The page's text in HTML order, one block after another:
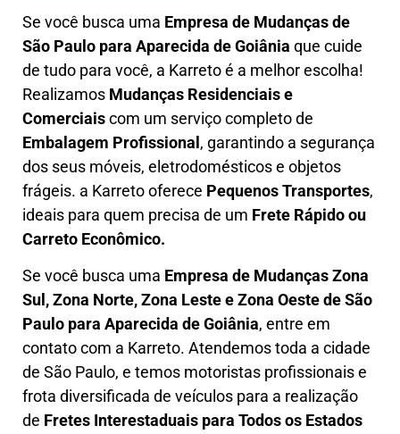
Se você busca uma Empresa de Mudanças de
São Paulo para Aparecida de Goiânia que cuide
de tudo para você, a Karretoé a melhor escolha!
Realizamos Mudanças Residenciais e
Comerciaiscom um serviço completo de
Embalagem Profissional, garantindo a segurança
dos seus móveis, eletrodomésticos e objetos
frágeis. a Karretooferece Pequenos Transportes,
ideais para quem precisa de um Frete Rápido ou
Carreto Econômico.
Se você busca uma Empresa de Mudanças Zona
Sul, Zona Norte, Zona Leste e Zona Oestede São
Paulo para Aparecida de Goiânia, entre em
contato com a Karreto. Atendemos toda a cidade
de São Paulo, e temos motoristas profissionais e
frota diversificada de veículos para a realização
de Fretes Interestaduais para Todos os Estados